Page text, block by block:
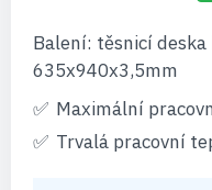
Balení: těsnicí
635x940x3,5mm
Maximální
Trvalá pracovní